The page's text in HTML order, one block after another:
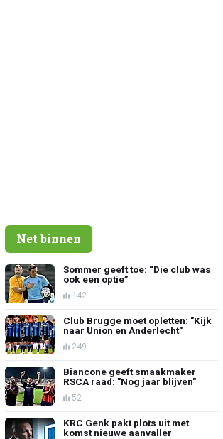
Net binnen
Sommer geeft toe: “Die club was
ook een optie”
142
Club Brugge moet opletten: "Kijk
naar Union en Anderlecht"
249
Biancone geeft smaakmaker
RSCA raad: "Nog jaar blijven"
52
KRC Genk pakt plots uit met
komst nieuwe aanvaller